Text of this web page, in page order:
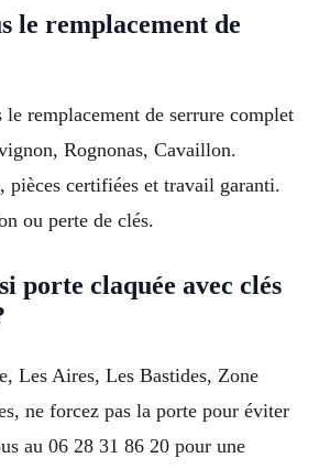
le remplacement de
remplacement de serrure complet
Rognonas, Cavaillon.
pièces certifiées et travail garanti.
ou perte de clés.
porte claquée avec clés
Les Aires, Les Bastides, Zone
ne forcez pas la porte pour éviter
au 06 28 31 86 20 pour une